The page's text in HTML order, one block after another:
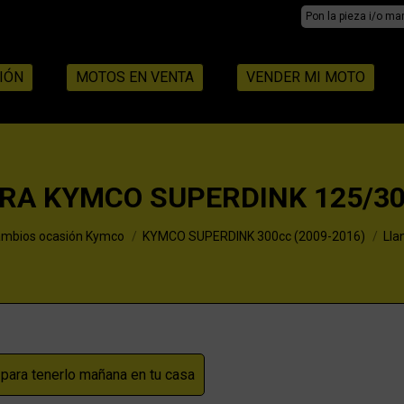
Search:
MOTOS EN VENTA VENDER MI MOTO
KYMCO SUPERDINK 125/
ocasión Kymco KYMCO SUPERDINK 300cc (2009-2016)
tenerlo mañana en tu casa